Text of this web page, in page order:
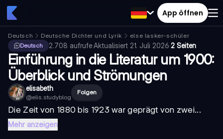
App öffnen
Deutsch Deutsche Dichter und Lyrik
else lasker-schüler
Deutsch
2.708 aufrufe·Aktualisiert 21. Juli 2026·2 Seiten
Einführung in die Literatur um 1900:
Überblick und Strömungen
elisabeth
@elis.studyblog
Folgen
Die Zeit von 1880 bis 1923 war geprägt von zwei...
Mehr anzeigen